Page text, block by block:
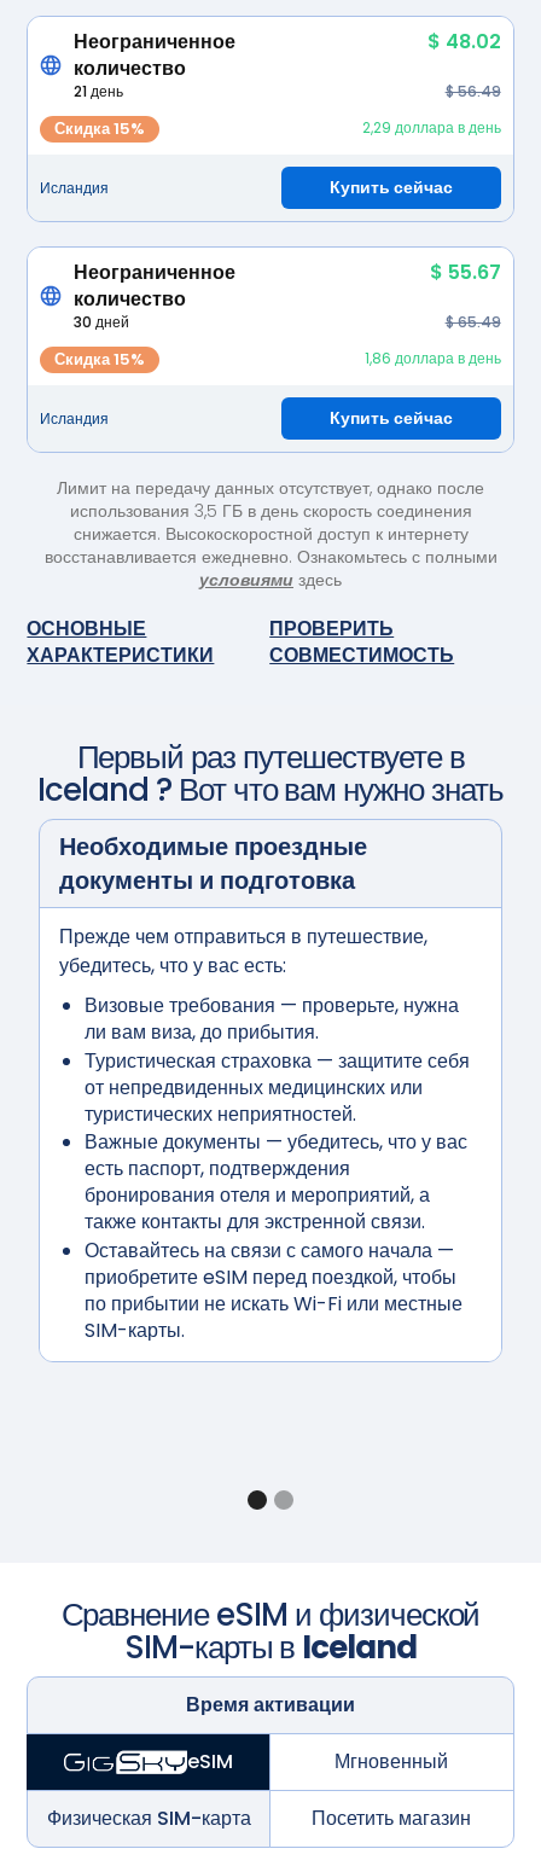
Неограниченное
количество
$ 48.02
21 день $ 56.49
Скидка 15% 2,29 доллара в день
Исландия Купить сейчас
Неограниченное
количество
$ 55.67
30 дней $ 65.49
Скидка 15% 1,86 доллара в день
Исландия Купить сейчас
Лимит на передачу данных отсутствует, однако после
использования 3,5 ГБ в день скорость соединения
снижается. Высокоскоростной доступ к интернету
восстанавливается ежедневно. Ознакомьтесь с полными
условиями здесь
ОСНОВНЫЕ
ХАРАКТЕРИСТИКИ
ПРОВЕРИТЬ
СОВМЕСТИМОСТЬ
Первый раз путешествуете в
Iceland ? Вот что вам нужно знать
Необходимые проездные
документы и подготовка
Прежде чем отправиться в путешествие,
убедитесь, что у вас есть:
Визовые требования — проверьте, нужна
ли вам виза, до прибытия.
Туристическая страховка — защитите себя
от непредвиденных медицинских или
туристических неприятностей.
Важные документы — убедитесь, что у вас
есть паспорт, подтверждения
бронирования отеля и мероприятий, а
также контакты для экстренной связи.
Оставайтесь на связи с самого начала —
приобретите eSIM перед поездкой, чтобы
по прибытии не искать Wi-Fi или местные
SIM-карты.
Сравнение eSIM и физической
SIM-карты в Iceland
Время активации
eSIM Мгновенный
Физическая SIM-карта Посетить магазин